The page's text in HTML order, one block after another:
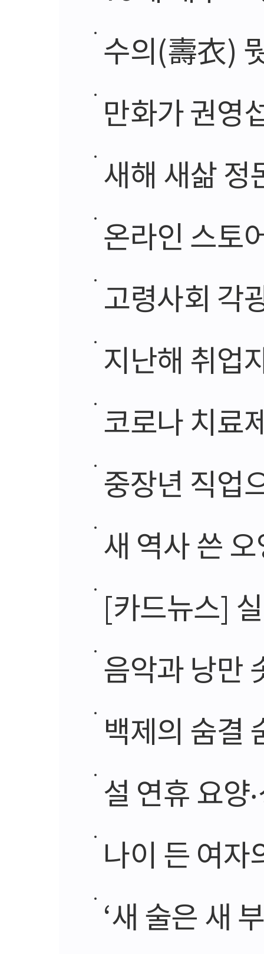
수의(壽衣)
만화가 권영
새해 새삶 정
온라인 스토
고령사회 각
지난해 취
코로나 치료
중장년 직업
새 역사 쓴
[카드뉴스]
음악과 낭만
백제의 숨결
설 연휴 요양
나이 든 여자
‘새 술은 새